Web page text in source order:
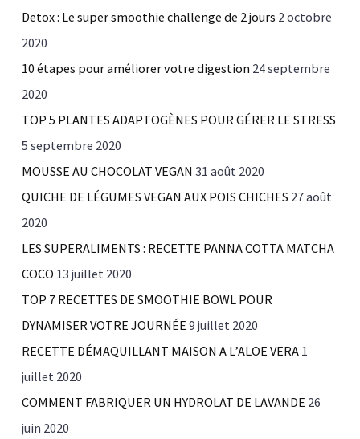
Detox : Le super smoothie challenge de 2 jours 2 octobre
2020
10 étapes pour améliorer votre digestion 24 septembre
2020
TOP 5 PLANTES ADAPTOGÈNES POUR GÉRER LE STRESS
5 septembre 2020
MOUSSE AU CHOCOLAT VEGAN 31 août 2020
QUICHE DE LÉGUMES VEGAN AUX POIS CHICHES 27 août
2020
LES SUPERALIMENTS : RECETTE PANNA COTTA MATCHA
COCO 13 juillet 2020
TOP 7 RECETTES DE SMOOTHIE BOWL POUR
DYNAMISER VOTRE JOURNÉE 9 juillet 2020
RECETTE DÉMAQUILLANT MAISON A L’ALOE VERA 1
juillet 2020
COMMENT FABRIQUER UN HYDROLAT DE LAVANDE 26
juin 2020